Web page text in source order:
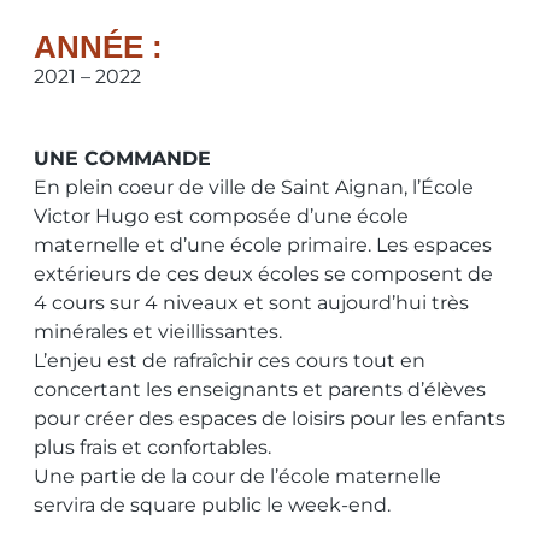
ANNÉE :
2021 – 2022
UNE COMMANDE
En plein coeur de ville de Saint Aignan, l’École
Victor Hugo est composée d’une école
maternelle et d’une école primaire. Les espaces
extérieurs de ces deux écoles se composent de
4 cours sur 4 niveaux et sont aujourd’hui très
minérales et vieillissantes.
L’enjeu est de rafraîchir ces cours tout en
concertant les enseignants et parents d’élèves
pour créer des espaces de loisirs pour les enfants
plus frais et confortables.
Une partie de la cour de l’école maternelle
servira de square public le week-end.